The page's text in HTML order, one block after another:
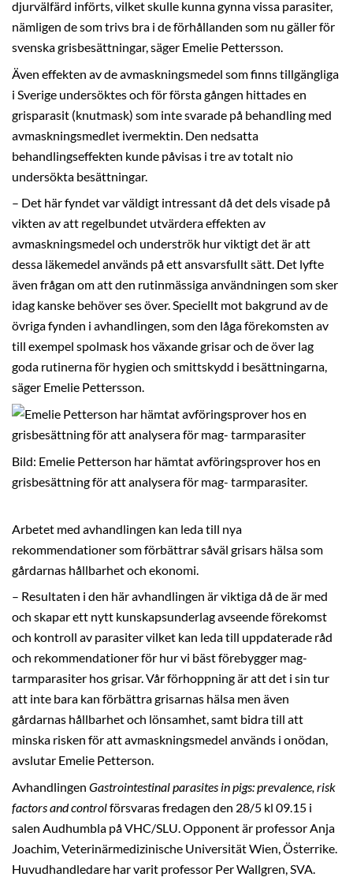
djurvälfärd införts, vilket skulle kunna gynna vissa parasiter,
nämligen de som trivs bra i de förhållanden som nu gäller för
svenska grisbesättningar, säger Emelie Pettersson.
Även effekten av de avmaskningsmedel som finns tillgängliga
i Sverige undersöktes och för första gången hittades en
grisparasit (knutmask) som inte svarade på behandling med
avmaskningsmedlet ivermektin. Den nedsatta
behandlingseffekten kunde påvisas i tre av totalt nio
undersökta besättningar.
– Det här fyndet var väldigt intressant då det dels visade på
vikten av att regelbundet utvärdera effekten av
avmaskningsmedel och underströk hur viktigt det är att
dessa läkemedel används på ett ansvarsfullt sätt. Det lyfte
även frågan om att den rutinmässiga användningen som sker
idag kanske behöver ses över. Speciellt mot bakgrund av de
övriga fynden i avhandlingen, som den låga förekomsten av
till exempel spolmask hos växande grisar och de över lag
goda rutinerna för hygien och smittskydd i besättningarna,
säger Emelie Pettersson.
Bild: Emelie Petterson har hämtat avföringsprover hos en
grisbesättning för att analysera för mag- tarmparasiter.
Arbetet med avhandlingen kan leda till nya
rekommendationer som förbättrar såväl grisars hälsa som
gårdarnas hållbarhet och ekonomi.
– Resultaten i den här avhandlingen är viktiga då de är med
och skapar ett nytt kunskapsunderlag avseende förekomst
och kontroll av parasiter vilket kan leda till uppdaterade råd
och rekommendationer för hur vi bäst förebygger mag-
tarmparasiter hos grisar. Vår förhoppning är att det i sin tur
att inte bara kan förbättra grisarnas hälsa men även
gårdarnas hållbarhet och lönsamhet, samt bidra till att
minska risken för att avmaskningsmedel används i onödan,
avslutar Emelie Petterson.
Avhandlingen Gastrointestinal parasites in pigs: prevalence, risk
factors and controlförsvaras fredagen den 28/5 kl 09.15 i
salen Audhumbla på VHC/SLU. Opponent är professor Anja
Joachim, Veterinärmedizinische Universität Wien, Österrike.
Huvudhandledare har varit professor Per Wallgren, SVA.